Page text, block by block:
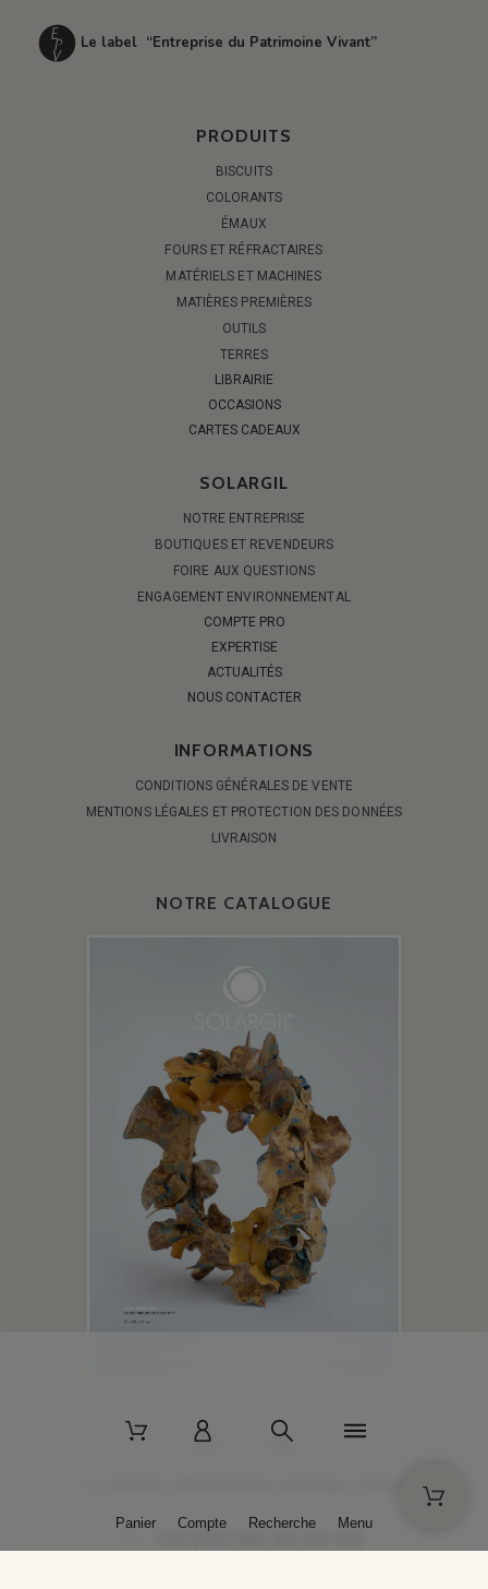
Le label “Entreprise du Patrimoine Vivant”
PRODUITS
BISCUITS
COLORANTS
ÉMAUX
FOURS ET RÉFRACTAIRES
MATÉRIELS ET MACHINES
MATIÈRES PREMIÈRES
OUTILS
TERRES
LIBRAIRIE
OCCASIONS
CARTES CADEAUX
SOLARGIL
NOTRE ENTREPRISE
BOUTIQUES ET REVENDEURS
FOIRE AUX QUESTIONS
ENGAGEMENT ENVIRONNEMENTAL
COMPTE PRO
EXPERTISE
ACTUALITÉS
NOUS CONTACTER
INFORMATIONS
CONDITIONS GÉNÉRALES DE VENTE
MENTIONS LÉGALES ET PROTECTION DES DONNÉES
LIVRAISON
NOTRE CATALOGUE
+33 (0)3 86 45 50 00
Panier Compte Recherche Menu